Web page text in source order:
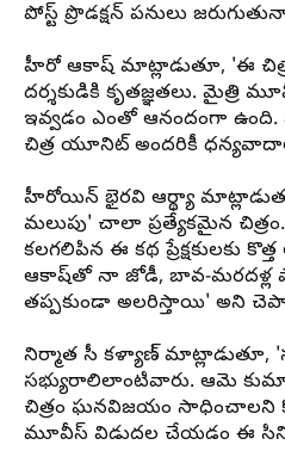
పోస్ట్ ప్రొడక్షన్ పనులు
హీరో ఆకాష్మాట్లాడుతూ, 'ఈ
దర్శకుడికి కృతజ్ఞతలు. మైత్రి
ఇవ్వడం ఎంతో ఆనందంగా
చిత్ర యూనిట్ అందరికీ
హీరోయిన్ భైరవి ఆర్థ్యా
మలుపు' చాలా ప్రత్యేకమైన చిత్రం.
కలగలిపిన ఈ కథ ప్రేక్షకులకు
ఆకాష్‌తో నా జోడీ, బావ-మరదళ్ల
తప్పకుండా అలరిస్తాయి' అని
నిర్మాత సీ కళ్యాణ్ మాట్లాడుతూ,
సభ్యురాలిలాంటివారు. ఆమె
చిత్రం ఘనవిజయం సాధించాలని
మూవీస్ విడుదల చేయడం ఈ